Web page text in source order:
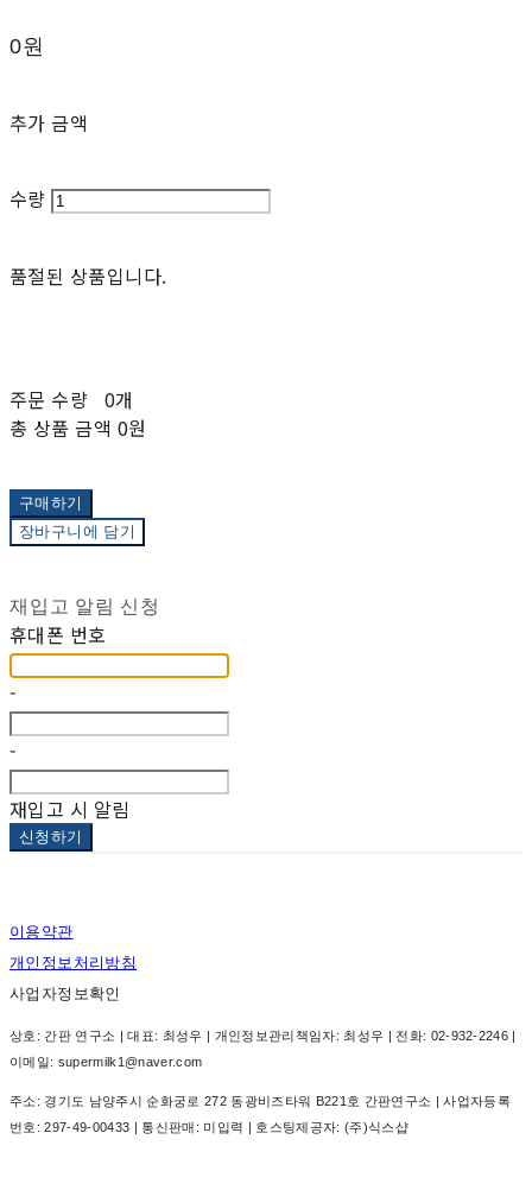
0원
추가 금액
수량
품절된 상품입니다.
주문 수량 0개
총 상품 금액 0원
구매하기
장바구니에 담기
재입고 알림 신청
휴대폰 번호
-
-
재입고 시 알림
신청하기
이용약관
개인정보처리방침
사업자정보확인
상호: 간판 연구소 | 대표: 최성우 | 개인정보관리책임자: 최성우 | 전화: 02-932-2246 |
이메일: supermilk1@naver.com
주소: 경기도 남양주시 순화궁로 272 동광비즈타워 B221호 간판연구소 | 사업자등록
번호:297-49-00433 | 통신판매: 미입력 | 호스팅제공자: (주)식스샵